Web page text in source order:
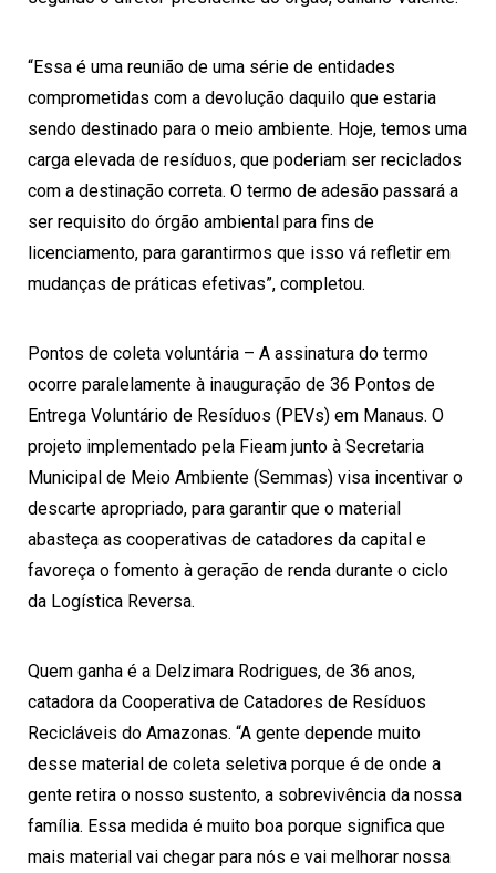
“Essa é uma reunião de uma série de entidades
comprometidas com a devolução daquilo que estaria
sendo destinado para o meio ambiente. Hoje, temos uma
carga elevada de resíduos, que poderiam ser reciclados
com a destinação correta. O termo de adesão passará a
ser requisito do órgão ambiental para fins de
licenciamento, para garantirmos que isso vá refletir em
mudanças de práticas efetivas”, completou.
Pontos de coleta voluntária – A assinatura do termo
ocorre paralelamente à inauguração de 36 Pontos de
Entrega Voluntário de Resíduos (PEVs) em Manaus. O
projeto implementado pela Fieam junto à Secretaria
Municipal de Meio Ambiente (Semmas) visa incentivar o
descarte apropriado, para garantir que o material
abasteça as cooperativas de catadores da capital e
favoreça o fomento à geração de renda durante o ciclo
da Logística Reversa.
Quem ganha é a Delzimara Rodrigues, de 36 anos,
catadora da Cooperativa de Catadores de Resíduos
Recicláveis do Amazonas. “A gente depende muito
desse material de coleta seletiva porque é de onde a
gente retira o nosso sustento, a sobrevivência da nossa
família. Essa medida é muito boa porque significa que
mais material vai chegar para nós e vai melhorar nossa